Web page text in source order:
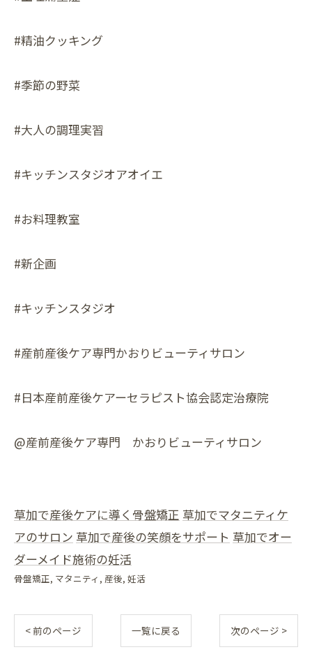
#精油クッキング
#季節の野菜
#大人の調理実習
#キッチンスタジオアオイエ
#お料理教室
#新企画
#キッチンスタジオ
#産前産後ケア専門かおりビューティサロン
#日本産前産後ケアーセラピスト協会認定治療院
@産前産後ケア専門 かおりビューティサロン
草加で産後ケアに導く骨盤矯正 草加でマタニティケ
アのサロン 草加で産後の笑顔をサポート 草加でオー
ダーメイド施術の妊活
骨盤矯正 マタニティ 産後 妊活
< 前のページ 一覧に戻る 次のページ >